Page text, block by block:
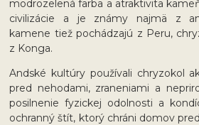
modrozelená farba a atraktivita
civilizácie a je známy najmä z
kamene tiež pochádzajú z Peru,
z Konga.
Andské kultúry používali chryzokol
pred nehodami, zraneniami a
posilnenie fyzickej odolnosti a
ochranný štít, ktorý chráni domov